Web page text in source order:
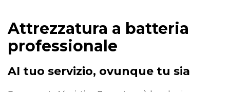
Attrezzatura a batteria
professionale
Al tuo servizio, ovunque tu sia